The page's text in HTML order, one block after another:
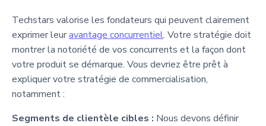
Techstars valorise les fondateurs qui peuvent clairement
exprimer leuravantage concurrentiel. Votre stratégie doit
montrer la notoriété de vos concurrents et la façon dont
votre produit se démarque. Vous devriez être prêt à
expliquer votre stratégie de commercialisation,
notamment :
Segments de clientèle cibles : Nous devons définir